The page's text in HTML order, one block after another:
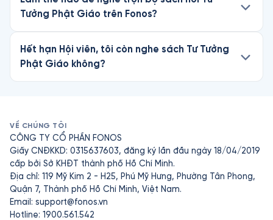
Tưởng Phật Giáo trên Fonos?
Hết hạn Hội viên, tôi còn nghe sách Tư Tưởng
Phật Giáo không?
VỀ CHÚNG TÔI
CÔNG TY CỔ PHẦN FONOS
Giấy CNĐKKD: 0315637603, đăng ký lần đầu ngày 18/04/2019
cấp bởi Sở KHĐT thành phố Hồ Chí Minh.
Địa chỉ: 119 Mỹ Kim 2 - H25, Phú Mỹ Hưng, Phường Tân Phong,
Quận 7, Thành phố Hồ Chí Minh, Việt Nam.
Email: support@fonos.vn
Hotline: 1900.561.542